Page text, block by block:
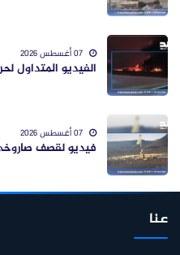
الفيديو المتداول
فيديو لقصف
عنا